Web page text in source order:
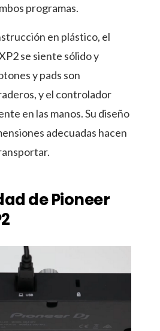
programas.
en plástico, el
se siente sólido y
y pads son
y el controlador
en las manos. Su diseño
adecuadas hacen
de Pioneer